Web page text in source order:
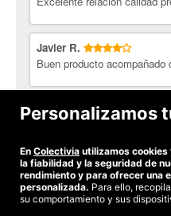
Javier R.
Buen producto
Juan G.
muy bueno el frappe. quiero
Ver todas las opiniones
Personalizamos
En Colectivia utilizamos
la fiabilidad y la seguridad de
rendimiento y para ofrecer una
personalizada. Para ello,
su comportamiento y sus